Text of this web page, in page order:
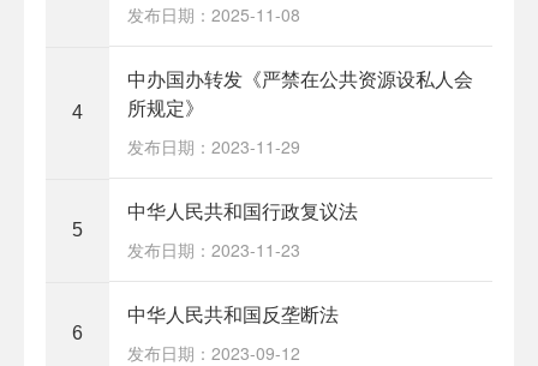
发布日期：2025-11-08
4
中办国办转发《严禁在公共资源设私人会
所规定》
发布日期：2023-11-29
5
中华人民共和国行政复议法
发布日期：2023-11-23
6
中华人民共和国反垄断法
发布日期：2023-09-12